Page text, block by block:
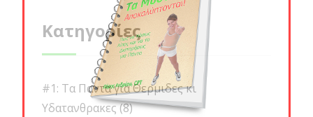
Κατηγορίες
#1: Τα Παντα για Θερμιδες κι
Υδατανθρακες(8)